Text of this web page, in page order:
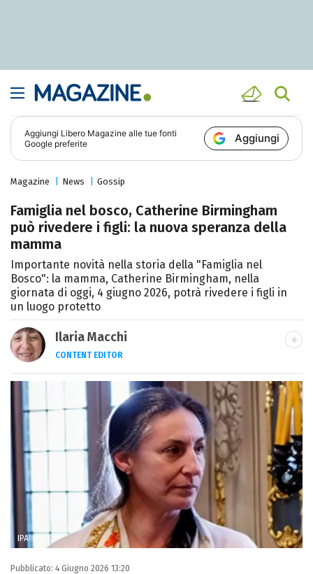
Aggiungi Libero Magazine alle tue fonti
Google preferite
Aggiungi
Magazine News Gossip
Famiglia nel bosco, Catherine Birmingham
può rivedere i figli: la nuova speranza della
mamma
Importante novità nella storia della "Famiglia nel
Bosco": la mamma, Catherine Birmingham, nella
giornata di oggi, 4 giugno 2026, potrà rivedere i figli in
un luogo protetto
Ilaria Macchi
CONTENT EDITOR
Laureata in Linguaggi dei Media, amo il
giornalismo, il calcio, la TV e la moda, dove
cerco sempre le ultime tendenze.
IPA
Pubblicato: 4 Giugno 2026 13:20